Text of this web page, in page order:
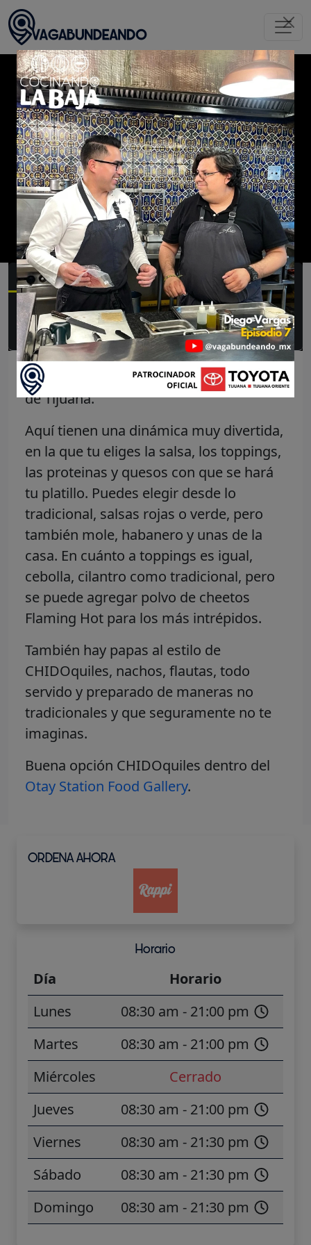
Inicio Tijuana Restaurantes CHIDOquiles
Restaurantes
Tijuana
Resumen Menú Experiencia
Galería
Videos
Prensa
Opiniones
Preguntas frecuentes
CHIDOquiles, los chilaquiles más chidos
de Tijuana.
Aquí tienen una dinámica muy divertida,
en la que tu eliges la salsa, los toppings,
las proteinas y quesos con que se hará
tu platillo. Puedes elegir desde lo
tradicional, salsas rojas o verde, pero
también mole, habanero y unas de la
casa. En cuánto a toppings es igual,
cebolla, cilantro como tradicional, pero
se puede agregar polvo de cheetos
Flaming Hot para los más intrépidos.
También hay papas al estilo de
CHIDOquiles, nachos, flautas, todo
servido y preparado de maneras no
tradicionales y que seguramente no te
imaginas.
Buena opción CHIDOquiles dentro del
Otay Station Food Gallery.
ORDENA AHORA
Horario
Día
Horario
Lunes
08:30 am - 21:00 pm
Martes
08:30 am - 21:00 pm
Miércoles
Cerrado
Jueves
08:30 am - 21:00 pm
Viernes
08:30 am - 21:30 pm
Sábado
08:30 am - 21:30 pm
Domingo
08:30 am - 21:30 pm